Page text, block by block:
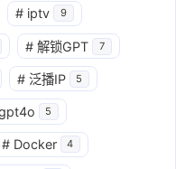
# iptv 9
# 解锁GPT 7
# 泛播IP 5
5
# Docker 4